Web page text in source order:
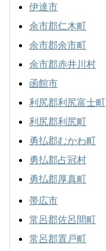
伊達市
余市郡仁木町
余市郡余市町
余市郡赤井川村
函館市
利尻郡利尻富士町
利尻郡利尻町
勇払郡むかわ町
勇払郡占冠村
勇払郡厚真町
帯広市
常呂郡佐呂間町
常呂郡置戸町